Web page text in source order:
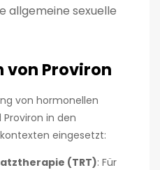
allgemeine sexuelle
von Proviron
von hormonellen
in den
eingesetzt:
(TRT): Für